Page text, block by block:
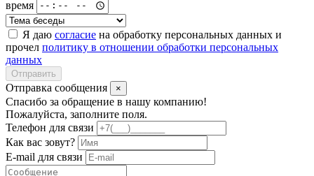
время
Я даю согласие на обработку персональных данных и
прочел политику в отношении обработки персональных
данных
Отправить
Отправка сообщения ×
Спасибо за обращение в нашу компанию!
Пожалуйста, заполните поля.
Телефон для связи
Как вас зовут?
E-mail для связи